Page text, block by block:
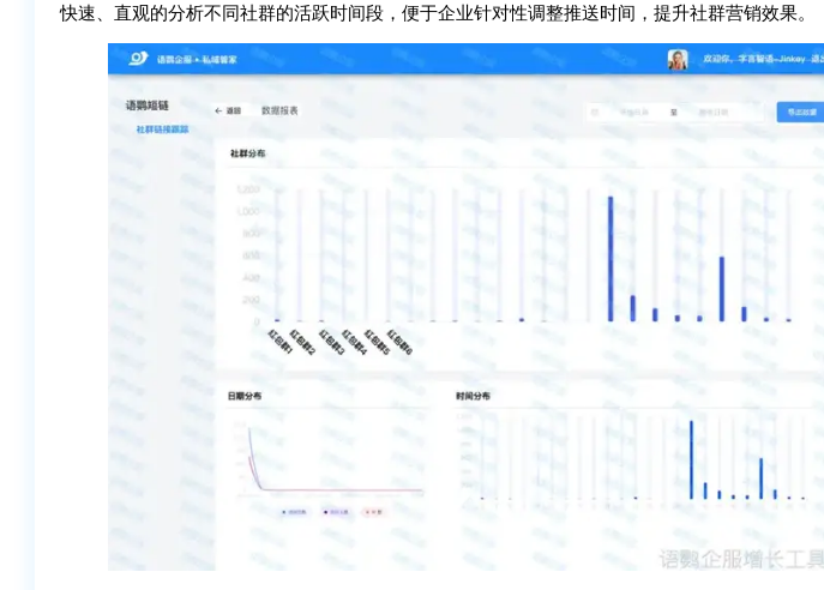
快速、直观的分析不同社群的活跃时间段，便于企业针对性调整推送时间，提升社群营销效果。